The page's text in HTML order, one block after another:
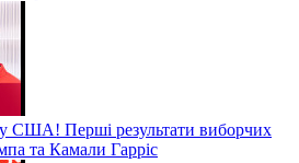
США! Перші результати виборчих
та Камали Гарріс